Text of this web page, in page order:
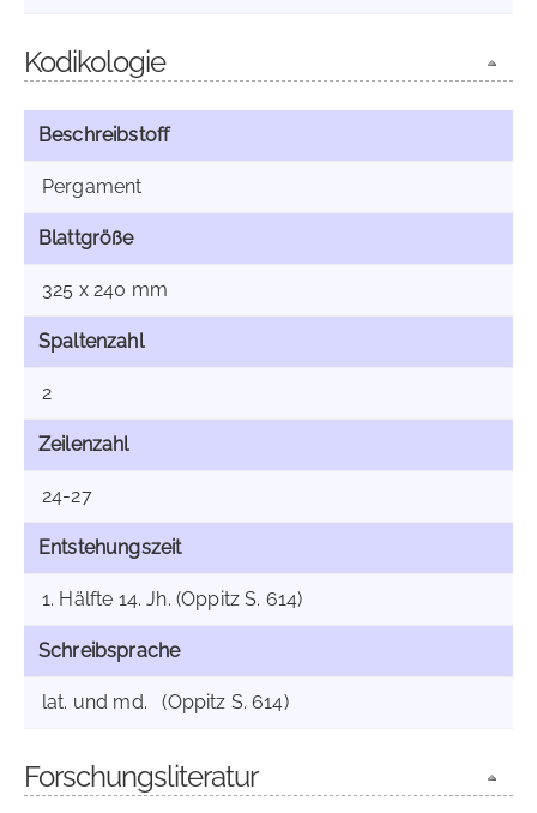
Kodikologie
Beschreibstoff
Pergament
Blattgröße
325 x 240 mm
Spaltenzahl
2
Zeilenzahl
24-27
Entstehungszeit
1. Hälfte 14. Jh. (Oppitz S. 614)
Schreibsprache
lat. und md. (Oppitz S. 614)
Forschungsliteratur